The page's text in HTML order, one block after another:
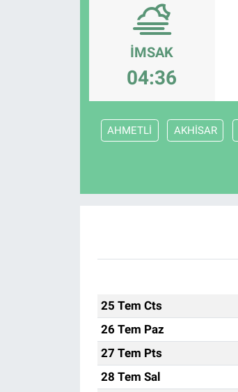
İMSAK
04:36
AHMETLİ AKHİSAR
25 Tem Cts
26 Tem Paz
27 Tem Pts
28 Tem Sal
Bilim ve Teknoloji